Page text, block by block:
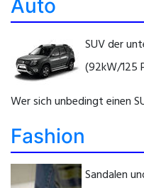
Auto
SUV der
(92kW/125
Wer sich unbedingt einen
Fashion
Sandalen